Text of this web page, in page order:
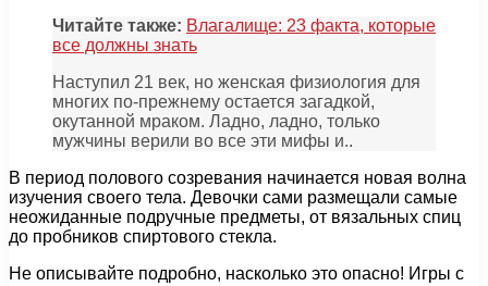
Читайте также: Влагалище: 23 факта, которые
все должны знать
Наступил 21 век, но женская физиология для
многих по-прежнему остается загадкой,
окутанной мраком. Ладно, ладно, только
мужчины верили во все эти мифы и..
В период полового созревания начинается новая волна
изучения своего тела. Девочки сами размещали самые
неожиданные подручные предметы, от вязальных спиц
до пробников спиртового стекла.
Не описывайте подробно, насколько это опасно! Игры с